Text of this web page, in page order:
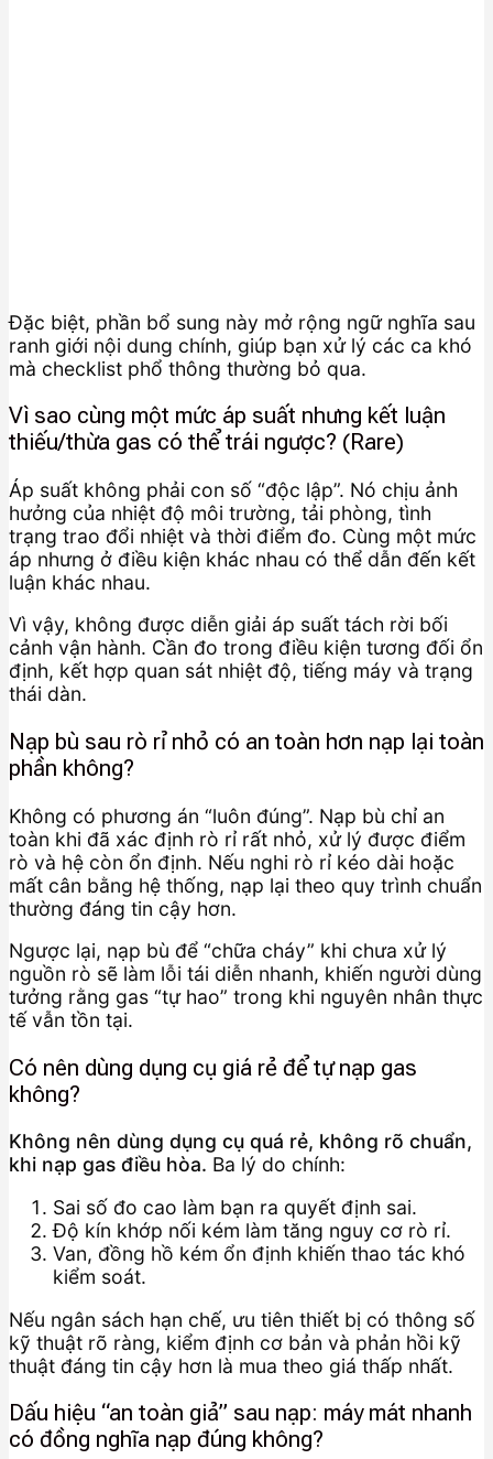
Đặc biệt, phần bổ sung này mở rộng ngữ nghĩa sau
ranh giới nội dung chính, giúp bạn xử lý các ca khó
mà checklist phổ thông thường bỏ qua.
Vì sao cùng một mức áp suất nhưng kết luận
thiếu/thừa gas có thể trái ngược? (Rare)
Áp suất không phải con số “độc lập”. Nó chịu ảnh
hưởng của nhiệt độ môi trường, tải phòng, tình
trạng trao đổi nhiệt và thời điểm đo. Cùng một mức
áp nhưng ở điều kiện khác nhau có thể dẫn đến kết
luận khác nhau.
Vì vậy, không được diễn giải áp suất tách rời bối
cảnh vận hành. Cần đo trong điều kiện tương đối ổn
định, kết hợp quan sát nhiệt độ, tiếng máy và trạng
thái dàn.
Nạp bù sau rò rỉ nhỏ có an toàn hơn nạp lại toàn
phần không?
Không có phương án “luôn đúng”. Nạp bù chỉ an
toàn khi đã xác định rò rỉ rất nhỏ, xử lý được điểm
rò và hệ còn ổn định. Nếu nghi rò rỉ kéo dài hoặc
mất cân bằng hệ thống, nạp lại theo quy trình chuẩn
thường đáng tin cậy hơn.
Ngược lại, nạp bù để “chữa cháy” khi chưa xử lý
nguồn rò sẽ làm lỗi tái diễn nhanh, khiến người dùng
tưởng rằng gas “tự hao” trong khi nguyên nhân thực
tế vẫn tồn tại.
Có nên dùng dụng cụ giá rẻ để tự nạp gas
không?
Không nên dùng dụng cụ quá rẻ, không rõ chuẩn,
khi nạp gas điều hòa. Ba lý do chính:
Sai số đo cao làm bạn ra quyết định sai.
Độ kín khớp nối kém làm tăng nguy cơ rò rỉ.
Van, đồng hồ kém ổn định khiến thao tác khó
kiểm soát.
Nếu ngân sách hạn chế, ưu tiên thiết bị có thông số
kỹ thuật rõ ràng, kiểm định cơ bản và phản hồi kỹ
thuật đáng tin cậy hơn là mua theo giá thấp nhất.
Dấu hiệu “an toàn giả” sau nạp: máy mát nhanh
có đồng nghĩa nạp đúng không?